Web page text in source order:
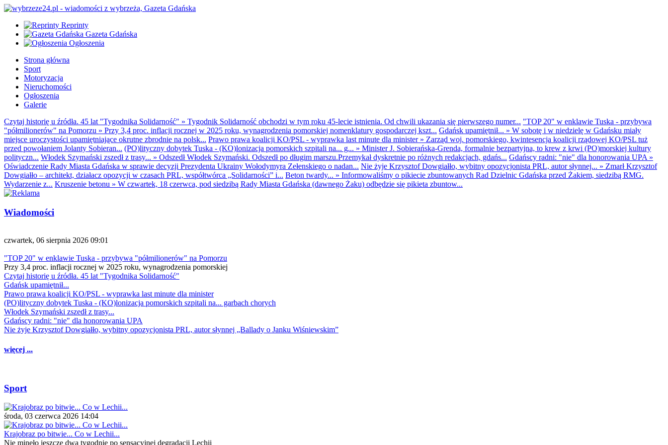
Reprinty
Gazeta Gdańska
Ogłoszenia
Strona główna
Sport
Motoryzacja
Nieruchomości
Ogłoszenia
Galerie
Czytaj historię u źródła. 45 lat "Tygodnika Solidarność" » Tygodnik Solidarność obchodzi w tym roku 45-lecie istnienia. Od chwili ukazania się pierwszego numer... "TOP 20" w enklawie Tuska - przybywa
"półmilionerów" na Pomorzu » Przy 3,4 proc. inflacji rocznej w 2025 roku, wynagrodzenia pomorskiej nomenklatury gospodarczej kszt... Gdańsk upamiętnił... » W sobotę i w niedzielę w Gdańsku miały
miejsce uroczystości upamiętniające okrutne zbrodnie na polsk... Prawo prawa koalicji KO/PSL - wyprawka last minute dla minister» Zarząd woj. pomorskiego, kwintesencja koalicji rządowej KO/PSL tuż
przed powołaniem Jolanty Sobieran... (PO)lityczny dobytek Tuska - (KO)lonizacja pomorskich szpitali na... g... » Minister J. Sobierańska-Grenda, formalnie bezpartyjna, to krew z krwi (PO)morskiej kultury
polityczn... Włodek Szymański zszedł z trasy... » Odszedł Włodek Szymański. Odszedł po długim marszu.Przemykał dyskretnie po różnych redakcjach, gdańs... Gdańscy radni: "nie" dla honorowania UPA »
Oświadczenie Rady Miasta Gdańska w sprawie decyzji Prezydenta Ukrainy Wołodymyra Zełenskiego o nadan... Nie żyje Krzysztof Dowgiałło, wybitny opozycjonista PRL, autor słynnej... » Zmarł Krzysztof
Dowgiałło – architekt, działacz opozycji w czasach PRL, współtwórca „Solidarności” i... Beton twardy... » Informowaliśmy o pikiecie zbuntowanych Rad Dzielnic Gdańska przed Żakiem, siedzibą RMG.
Wydarzenie z... Kruszenie betonu » W czwartek, 18 czerwca, pod siedzibą Rady Miasta Gdańska (dawnego Żaku) odbędzie się pikieta zbuntow...
Wiadomości
czwartek, 06 sierpnia 2026 09:01
"TOP 20" w enklawie Tuska - przybywa "półmilionerów" na Pomorzu
Przy 3,4 proc. inflacji rocznej w 2025 roku, wynagrodzenia pomorskiej
Czytaj historię u źródła. 45 lat "Tygodnika Solidarność"
Gdańsk upamiętnił...
Prawo prawa koalicji KO/PSL - wyprawka last minute dla minister
(PO)lityczny dobytek Tuska - (KO)lonizacja pomorskich szpitali na... garbach chorych
Włodek Szymański zszedł z trasy...
Gdańscy radni: "nie" dla honorowania UPA
Nie żyje Krzysztof Dowgiałło, wybitny opozycjonista PRL, autor słynnej „Ballady o Janku Wiśniewskim”
więcej ...
Sport
środa, 03 czerwca 2026 14:04
Krajobraz po bitwie... Co w Lechii...
Nie minęło jeszcze dwa tygodnie po sensacyjnej degradacji Lechii